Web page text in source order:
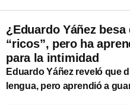
¿Eduardo Yáñez
“ricos”, pero ha
para la intimidad
Eduardo Yáñez reveló que
lengua, pero aprendió a